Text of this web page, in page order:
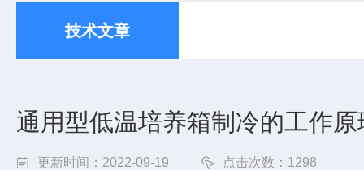
技术文章
通用型低温培养箱制冷的工作原
更新时间：2022-09-19 点击次数：1298